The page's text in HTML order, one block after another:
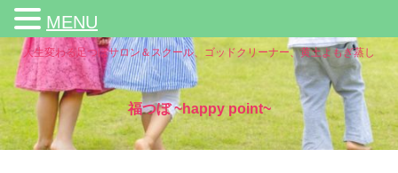
人生変わる足つぼサロン＆スクール、ゴッドクリーナー、黄土よもぎ蒸し
福つぼ ~happy point~
MENU